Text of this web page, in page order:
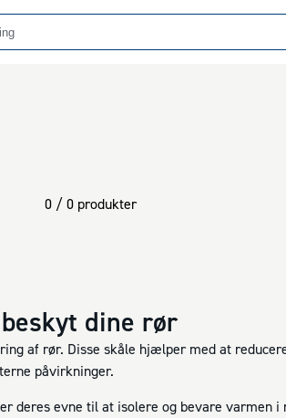
0 / 0 produkter
dine rør
af rør. Disse skåle hjælper med at
påvirkninger.
deres evne til at isolere og bevare varmen i